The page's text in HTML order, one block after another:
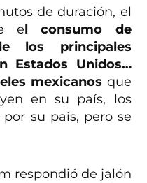
de duración, el
el consumo de
los principales
Estados Unidos…
mexicanos que
en su país, los
su país, pero se
respondió de jalón